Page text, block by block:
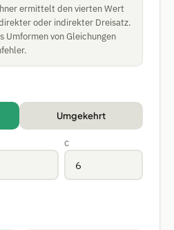
ermittelt den vierten Wert
oder indirekter Dreisatz.
Umformen von Gleichungen
Umgekehrt
C